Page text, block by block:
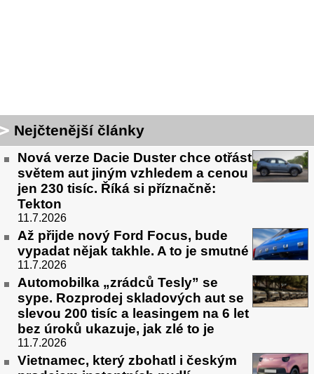
Nejčtenější články
Nová verze Dacie Duster chce otřást
světem aut jiným vzhledem a cenou
jen 230 tisíc. Říká si příznačně:
Tekton
11.7.2026
Až přijde nový Ford Focus, bude
vypadat nějak takhle. A to je smutné
11.7.2026
Automobilka „zrádců Tesly” se
sype. Rozprodej skladových aut se
slevou 200 tisíc a leasingem na 6 let
bez úroků ukazuje, jak zlé to je
11.7.2026
Vietnamec, který zbohatl i českým